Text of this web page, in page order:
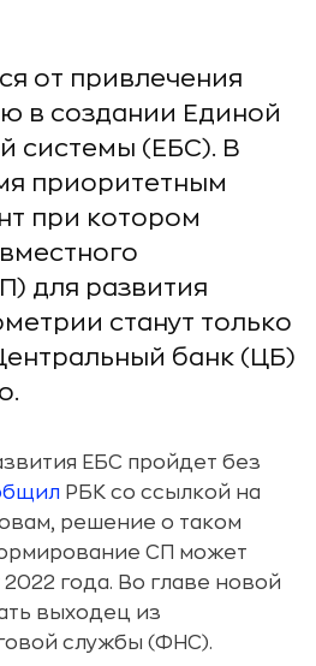
от привлечения
в создании Единой
системы (ЕБС). В
приоритетным
при котором
для развития
станут только
банк (ЦБ)
ЕБС пройдет без
РБК со ссылкой на
решение о таком
СП может
года. Во главе новой
выходец из
службы (ФНС).